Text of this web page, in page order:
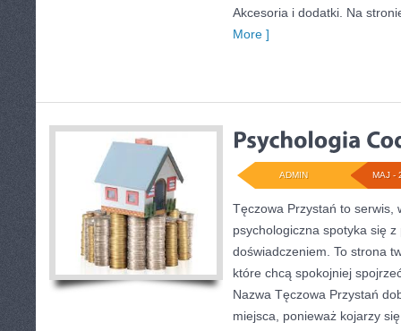
Akcesoria i dodatki. Na
More ]
MAJ -
ADMIN
Tęczowa Przystań to serwis,
psychologiczna spotyka się z
doświadczeniem. To strona
które chcą spokojniej
Nazwa Tęczowa Przystań
miejsca, ponieważ kojarzy